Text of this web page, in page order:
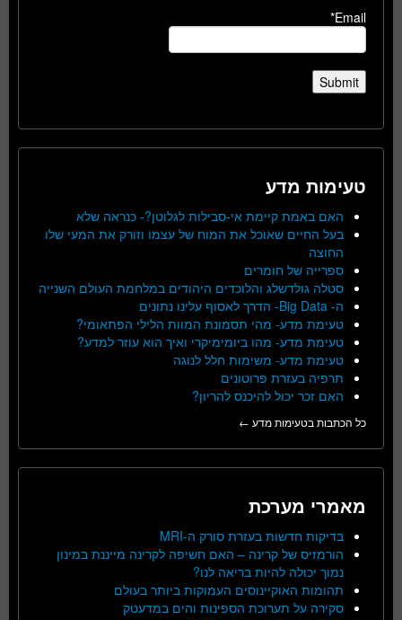
Email*
טעימות מדע
האם באמת קיימת אי-סבילות לגלוטן?- כנראה שלא
בעל החיים שאוכל את המוח של עצמו וזורק את המעי שלו
החוצה
ספרייה של חומרים
סטלה גולדשלג והלוכדים היהודים במלחמת העולם השנייה
ה- Big Data- הדרך לאסוף עלינו נתונים
טעימת מדע- מהי תסמונת המוות הלילי הפתאומי?
טעימת מדע- מהו ביומימיקרי ואיך הוא עוזר למדע?
טעימת מדע- משימות חלל לנוגה
תרפיה בעזרת פרוטונים
האם זכר יכול להיכנס להריון?
כל הכתבות בטעימות מדע ←
מאמרי מערכת
בדיקות חדשות בעזרת סורק ה-MRI
הורמזיס של קרינה – האם חשיפה לקרינה מייננת במינון
נמוך יכולה להיות בריאה לנו?
תהומות האוקיינוסים העמוקות ביותר בעולם
סקירה על תערוכת הספינות והים במדעטק